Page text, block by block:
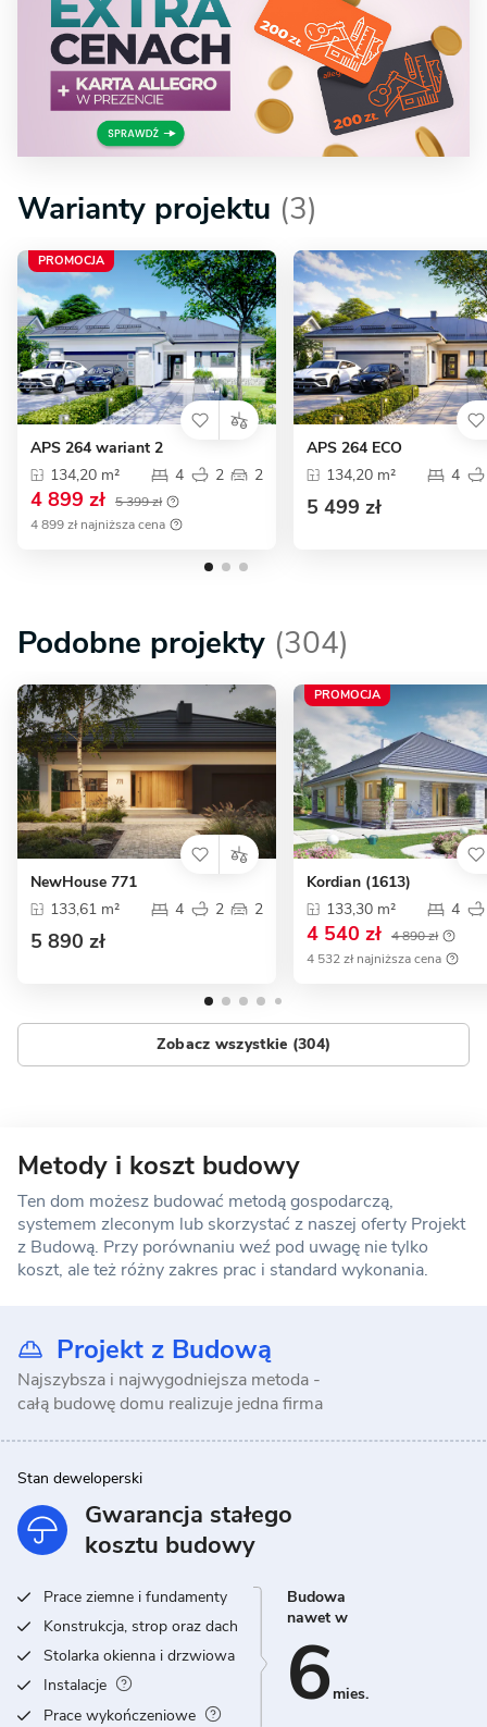
Warianty projektu (3)
PROMOCJA
APS 264 wariant 2
134,20 m²
4 2 2
4 899 zł 5 399 zł
4 899 zł najniższa cena
APS 264 ECO
134,20 m²
4
5 499 zł
Podobne projekty (304)
NewHouse 771
133,61 m²
4 2 2
5 890 zł
PROMOCJA
Kordian (1613)
133,30 m²
4
4 540 zł 4 890 zł
4 532 zł najniższa cena
Zobacz wszystkie (304)
Metody i koszt budowy
Ten dom możesz budować metodą gospodarczą,
systemem zleconym lub skorzystać z naszej oferty Projekt
z Budową. Przy porównaniu weź pod uwagę nie tylko
koszt, ale też różny zakres prac i standard wykonania.
Projekt z Budową
Najszybsza i najwygodniejsza metoda -
całą budowę domu realizuje jedna firma
Stan deweloperski
Gwarancja stałego
kosztu budowy
Prace ziemne i fundamenty
Konstrukcja, strop oraz dach
Stolarka okienna i drzwiowa
Instalacje
Prace wykończeniowe
Budowa
nawet w
6 mies.